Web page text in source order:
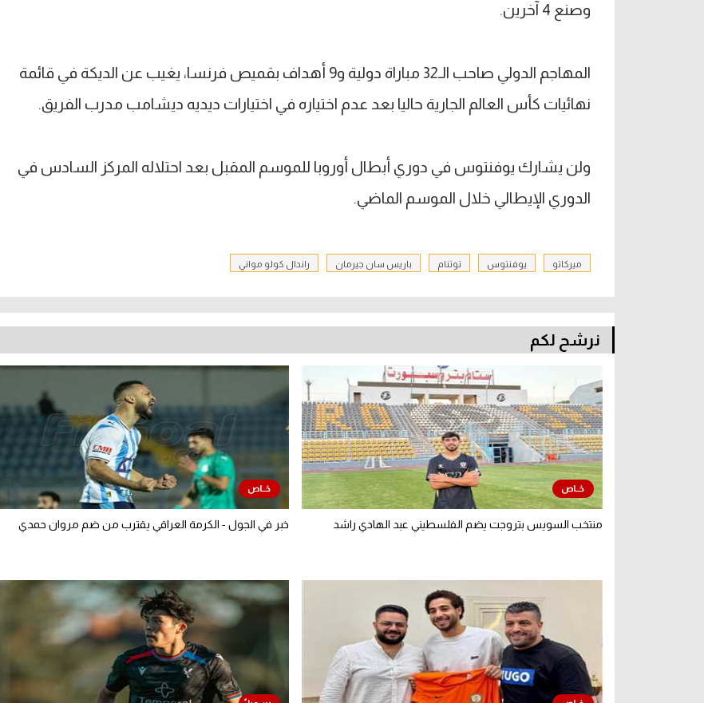
وصنع 4 آخرين.
المهاجم الدولي صاحب الـ32 مباراة دولية و9 أهداف بقميص فرنسا، يغيب عن الديكة في قائمة
نهائيات كأس العالم الجارية حاليا بعد عدم اختياره في اختيارات ديديه ديشامب مدرب الفريق.
ولن يشارك يوفنتوس في دوري أبطال أوروبا للموسم المقبل بعد احتلاله المركز السادس في
الدوري الإيطالي خلال الموسم الماضي.
ميركاتو يوفنتوس توتنام باريس سان جيرمان راندال كولو مواني
نرشح لكم
منتخب السويس بتروجت يضم الفلسطيني عبد الهادي راشد خبر في الجول - الكرمة العراقي يقترب من ضم مروان حمدي